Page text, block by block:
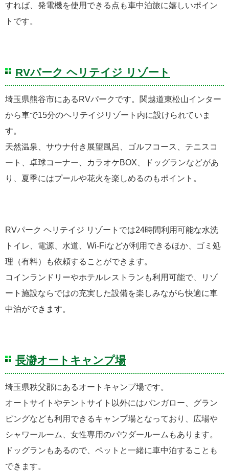
すれば、発電機を使用できる点も車中泊旅に嬉しいポイン
トです。
RVパーク ヘリテイジ リゾート
埼玉県熊谷市にあるRVパークです。関越道東松山インター
から車で15分のヘリテイジリゾート内に設けられていま
す。
天然温泉、サウナ付き展望風呂、ゴルフコース、テニスコ
ート、卓球コーナー、カラオケBOX、ドッグランなどがあ
り、夏季にはプールや花火を楽しめるのもポイント。
RVパーク ヘリテイジ リゾートでは24時間利用可能な水洗
トイレ、電源、水道、Wi-Fiなどが利用できるほか、ゴミ処
理（有料）も依頼することができます。
コインランドリーやホテルレストランも利用可能で、リゾ
ート施設ならではの充実した設備を楽しみながら快適に車
中泊ができます。
長瀞オートキャンプ場
埼玉県秩父郡にあるオートキャンプ場です。
オートサイトやテントサイト以外にはバンガロー、グラン
ピングなども利用できるキャンプ場となっており、広場や
シャワールーム、女性専用のパウダールームもあります。
ドッグランもあるので、ペットと一緒に車中泊することも
できます。